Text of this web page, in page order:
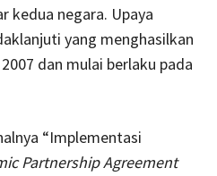
kedua negara. Upaya
yang menghasilkan
dan mulai berlaku pada
“Implementasi
Partnership Agreement